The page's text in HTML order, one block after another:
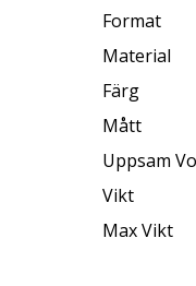
Format
Material
Färg
Mått
Uppsam
Vikt
Max Vikt